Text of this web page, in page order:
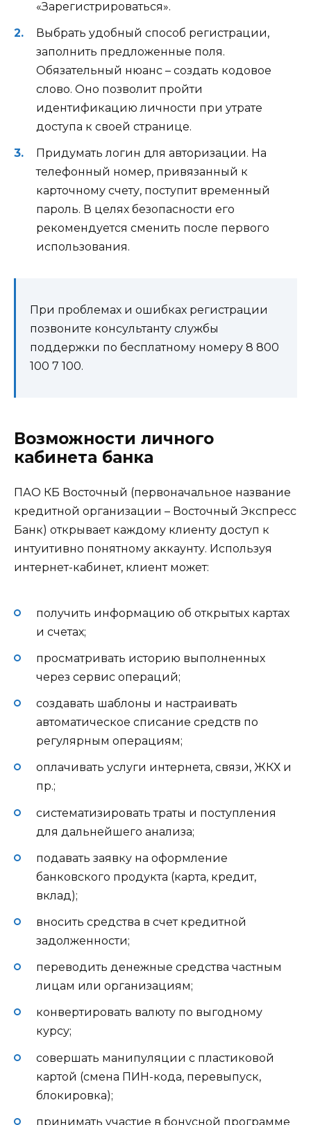
«Зарегистрироваться».
Выбрать удобный способ регистрации,
заполнить предложенные поля.
Обязательный нюанс – создать кодовое
слово. Оно позволит пройти
идентификацию личности при утрате
доступа к своей странице.
Придумать логин для авторизации. На
телефонный номер, привязанный к
карточному счету, поступит временный
пароль. В целях безопасности его
рекомендуется сменить после первого
использования.
При проблемах и ошибках регистрации
позвоните консультанту службы
поддержки по бесплатному номеру 8 800
100 7 100.
Возможности личного
кабинета банка
ПАО КБ Восточный (первоначальное название
кредитной организации – Восточный Экспресс
Банк) открывает каждому клиенту доступ к
интуитивно понятному аккаунту. Используя
интернет-кабинет, клиент может:
получить информацию об открытых картах
и счетах;
просматривать историю выполненных
через сервис операций;
создавать шаблоны и настраивать
автоматическое списание средств по
регулярным операциям;
оплачивать услуги интернета, связи, ЖКХ и
пр.;
систематизировать траты и поступления
для дальнейшего анализа;
подавать заявку на оформление
банковского продукта (карта, кредит,
вклад);
вносить средства в счет кредитной
задолженности;
переводить денежные средства частным
лицам или организациям;
конвертировать валюту по выгодному
курсу;
совершать манипуляции с пластиковой
картой (смена ПИН-кода, перевыпуск,
блокировка);
принимать участие в бонусной программе